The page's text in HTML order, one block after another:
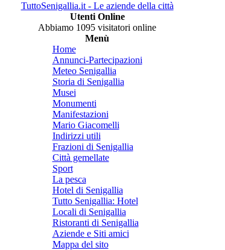
TuttoSenigallia.it - Le aziende della città
Utenti Online
Abbiamo 1095 visitatori online
Menù
Home
Annunci-Partecipazioni
Meteo Senigallia
Storia di Senigallia
Musei
Monumenti
Manifestazioni
Mario Giacomelli
Indirizzi utili
Frazioni di Senigallia
Città gemellate
Sport
La pesca
Hotel di Senigallia
Tutto Senigallia: Hotel
Locali di Senigallia
Ristoranti di Senigallia
Aziende e Siti amici
Mappa del sito